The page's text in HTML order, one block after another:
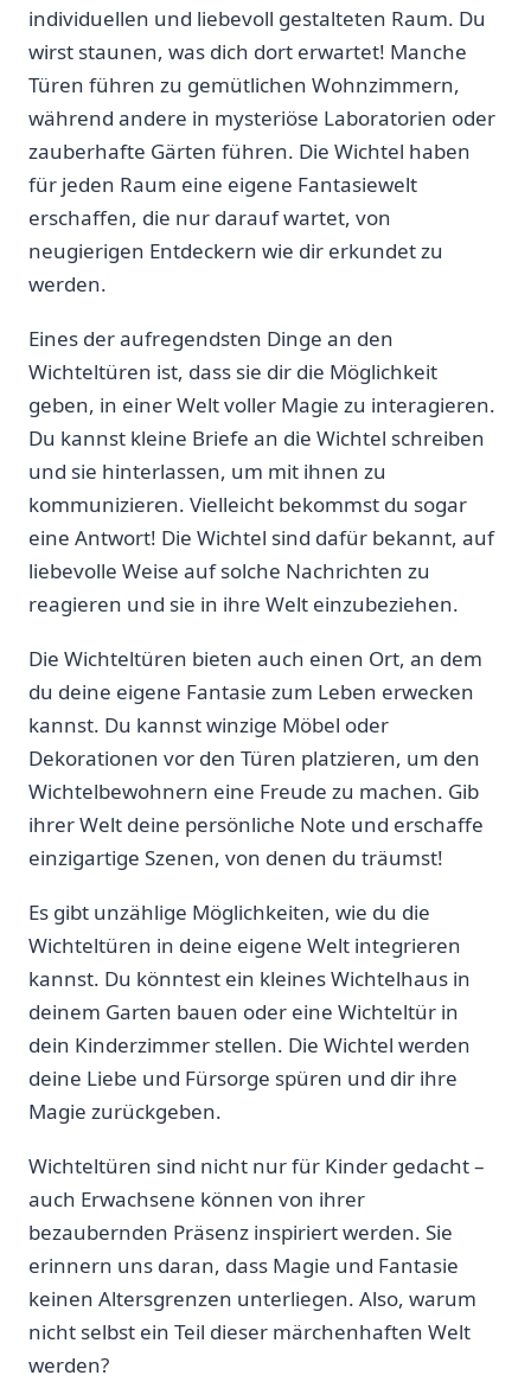
individuellen⁤ und ‌liebevoll gestalteten⁤ Raum. Du
wirst staunen,⁣ was ⁤dich dort erwartet! Manche
Türen ⁢führen zu gemütlichen‌ Wohnzimmern,
während ‌andere in mysteriöse⁢ Laboratorien oder
zauberhafte Gärten führen.⁣ Die Wichtel ‌haben
für ​jeden​ Raum eine eigene ⁣Fantasiewelt
erschaffen, die nur darauf‌ wartet, von
neugierigen Entdeckern wie dir erkundet zu⁤
werden.
Eines der aufregendsten​ Dinge an den
Wichteltüren ​ist, dass sie⁣ dir die Möglichkeit
geben, in einer Welt ‍voller Magie⁢ zu interagieren.
Du kannst kleine Briefe an die Wichtel schreiben
und sie hinterlassen, um mit ihnen zu
kommunizieren. Vielleicht bekommst du sogar
eine Antwort!‌ Die Wichtel sind⁣ dafür bekannt, auf
liebevolle Weise​ auf solche Nachrichten⁤ zu
reagieren und sie in ihre Welt einzubeziehen.
Die Wichteltüren bieten auch einen Ort, an ‍dem
du deine ​eigene Fantasie zum ‍Leben erwecken
kannst. ​Du kannst ⁣winzige Möbel oder
Dekorationen vor den Türen platzieren, um den
Wichtelbewohnern ​eine Freude zu⁤ machen. Gib
ihrer Welt deine‍ persönliche Note und erschaffe
einzigartige Szenen, von denen⁢ du träumst!
Es gibt unzählige Möglichkeiten, wie du die
Wichteltüren ‌in ⁢deine eigene ‌Welt integrieren
kannst. Du könntest ein kleines Wichtelhaus in
deinem Garten⁢ bauen oder eine Wichteltür in
dein Kinderzimmer stellen. ⁣Die Wichtel werden
deine Liebe und Fürsorge spüren und dir ihre
‌Magie zurückgeben.
Wichteltüren sind nicht nur für‌ Kinder gedacht⁣ – ​
auch Erwachsene können von ihrer
bezaubernden⁤ Präsenz inspiriert‌ werden.‍ Sie
erinnern⁤ uns daran, dass Magie und Fantasie
⁢keinen Altersgrenzen unterliegen.​ Also, warum⁤
nicht selbst‌ ein ‌Teil ⁢dieser​ märchenhaften Welt
werden?